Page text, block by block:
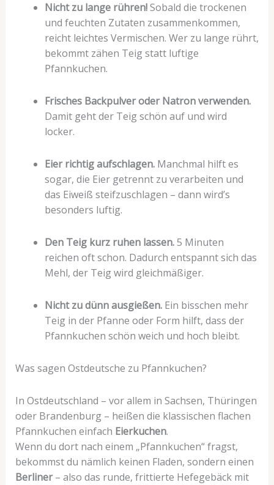
Nicht zu lange rühren!Sobald die trockenen
und feuchten Zutaten zusammenkommen,
reicht leichtes Vermischen. Wer zu lange rührt,
bekommt zähen Teig statt luftige
Pfannkuchen.
Frisches Backpulver oder Natron verwenden.
Damit geht der Teig schön auf und wird
locker.
Eier richtig aufschlagen.Manchmal hilft es
sogar, die Eier getrennt zu verarbeiten und
das Eiweiß steifzuschlagen – dann wird’s
besonders luftig.
Den Teig kurz ruhen lassen.5 Minuten
reichen oft schon. Dadurch entspannt sich das
Mehl, der Teig wird gleichmäßiger.
Nicht zu dünn ausgießen.Ein bisschen mehr
Teig in der Pfanne oder Form hilft, dass der
Pfannkuchen schön weich und hoch bleibt.
Was sagen Ostdeutsche zu Pfannkuchen?
In Ostdeutschland – vor allem in Sachsen, Thüringen
oder Brandenburg – heißen die klassischen flachen
Pfannkuchen einfach Eierkuchen.
Wenn du dort nach einem „Pfannkuchen“ fragst,
bekommst du nämlich keinen Fladen, sondern einen
Berliner– also das runde, frittierte Hefegebäck mit